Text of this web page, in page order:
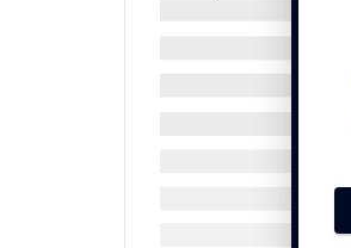
donnons donc
ses coutures, sans